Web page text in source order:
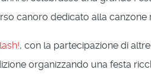
canoro dedicato alla canzone
, con la partecipazione di
organizzando una festa